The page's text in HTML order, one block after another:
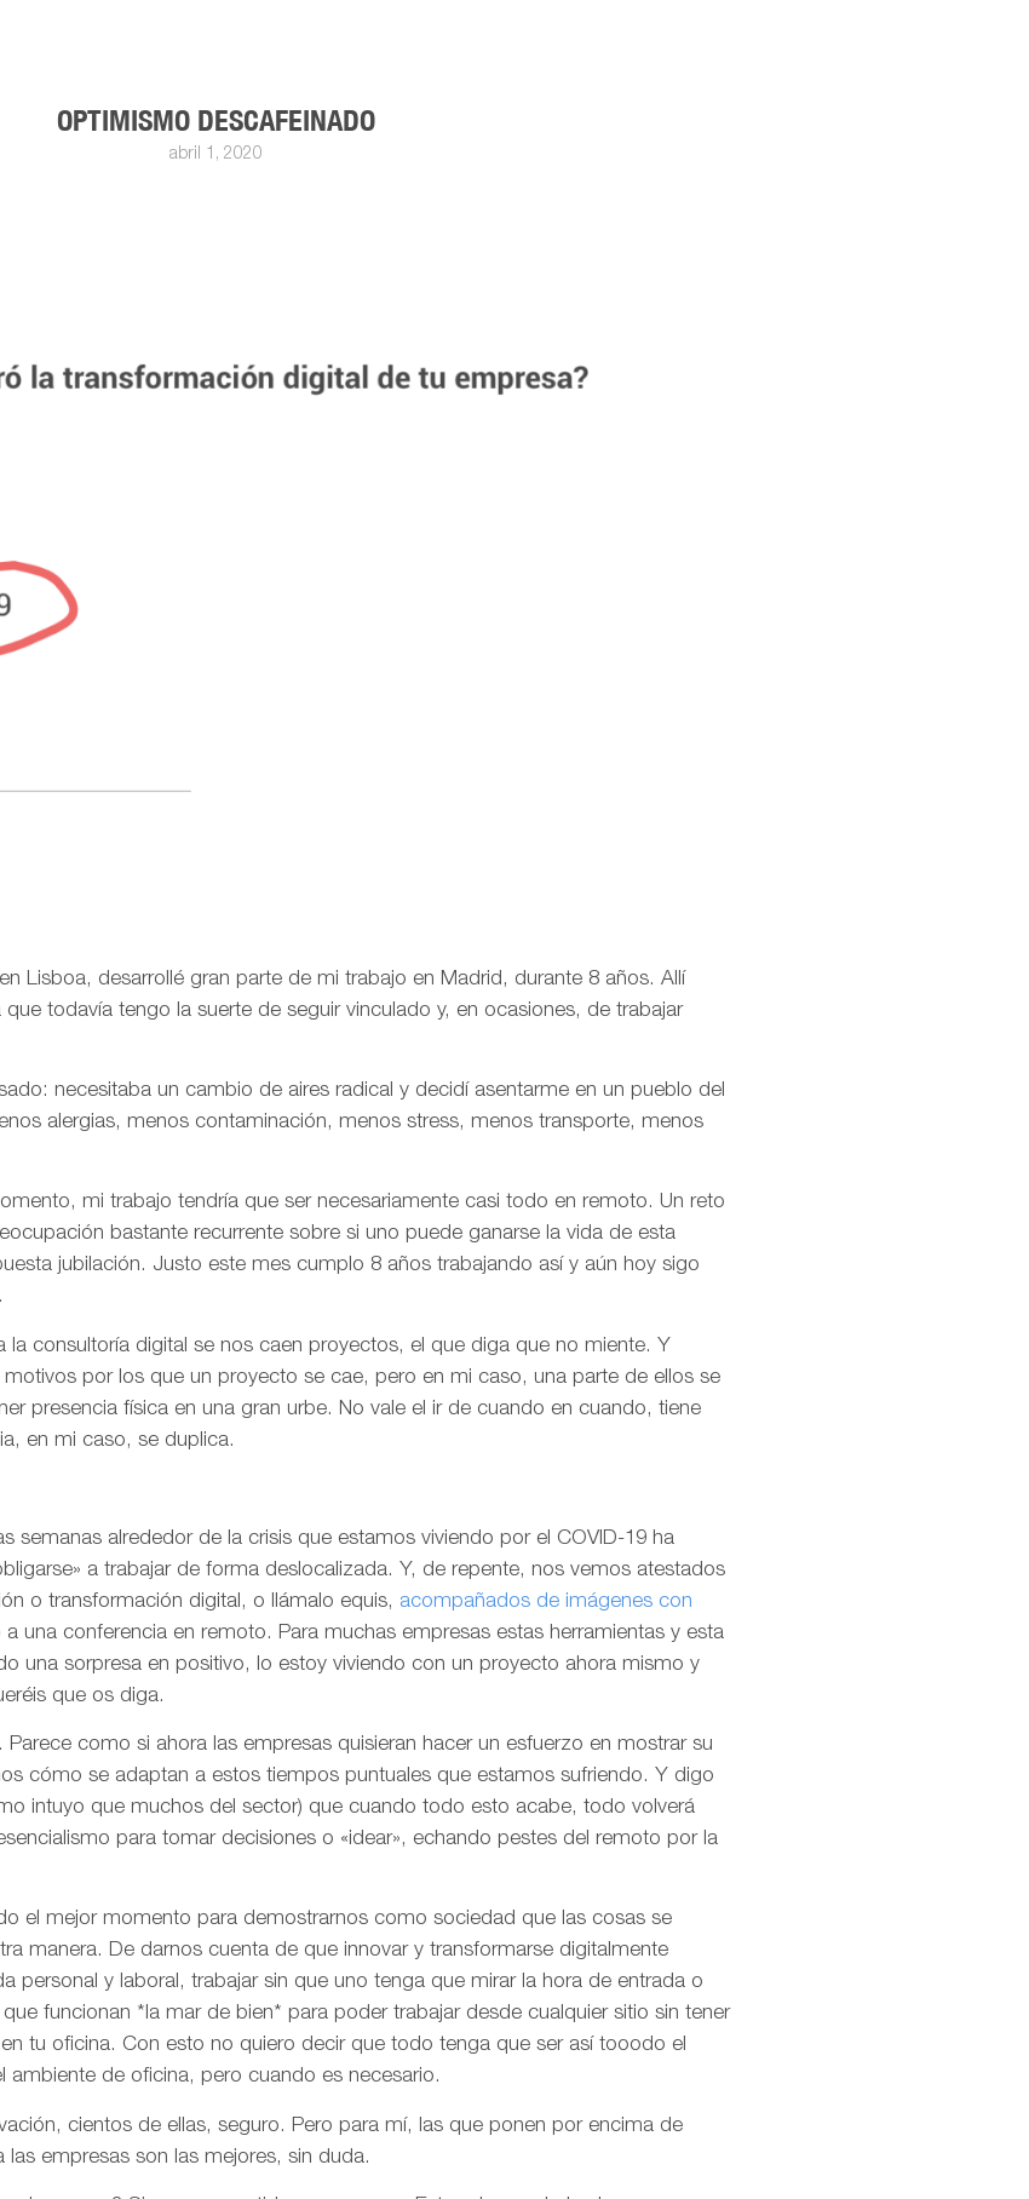
OPTIMISMO DESCAFEINADO
abril 1, 2020
Lisboa, desarrollé gran parte de mi trabajo en Madrid, durante 8 años. Allí
todavía tengo la suerte de seguir vinculado y, en ocasiones, de trabajar
necesitaba un cambio de aires radical y decidí asentarme en un pueblo del
alergias, menos contaminación, menos stress, menos transporte, menos
mi trabajo tendría que ser necesariamente casi todo en remoto. Un reto
bastante recurrente sobre si uno puede ganarse la vida de esta
jubilación. Justo este mes cumplo 8 años trabajando así y aún hoy sigo
consultoría digital se nos caen proyectos, el que diga que no miente. Y
por los que un proyecto se cae, pero en mi caso, una parte de ellos se
presencia física en una gran urbe. No vale el ir de cuando en cuando, tiene
en mi caso, se duplica.
semanas alrededor de la crisis que estamos viviendo por el COVID-19 ha
a trabajar de forma deslocalizada. Y, de repente, nos vemos atestados
o transformación digital, o llámalo equis, acompañados de imágenes con
a una conferencia en remoto. Para muchas empresas estas herramientas y esta
una sorpresa en positivo, lo estoy viviendo con un proyecto ahora mismo y
que os diga.
Parece como si ahora las empresas quisieran hacer un esfuerzo en mostrar su
cómo se adaptan a estos tiempos puntuales que estamos sufriendo. Y digo
intuyo que muchos del sector) que cuando todo esto acabe, todo volverá
para tomar decisiones o «idear», echando pestes del remoto por la
el mejor momento para demostrarnos como sociedad que las cosas se
manera. De darnos cuenta de que innovar y transformarse digitalmente
personal y laboral, trabajar sin que uno tenga que mirar la hora de entrada o
funcionan *la mar de bien* para poder trabajar desde cualquier sitio sin tener
tu oficina. Con esto no quiero decir que todo tenga que ser así tooodo el
de oficina, pero cuando es necesario.
cientos de ellas, seguro. Pero para mí, las que ponen por encima de
empresas son las mejores, sin duda.